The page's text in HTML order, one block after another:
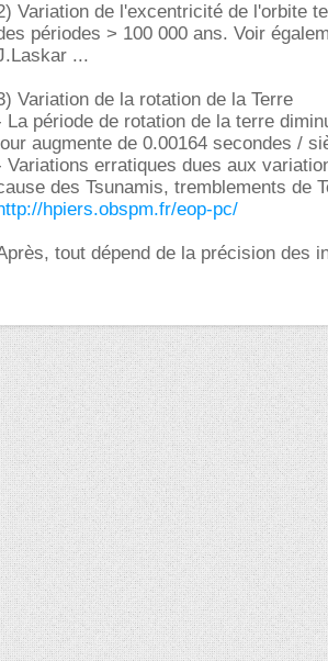
Variation de l'excentricité de l'orbite
périodes > 100 000 ans. Voir
...
Variation de la rotation de la Terre
La période de rotation de la terre
augmente de 0.00164 secondes /
Variations erratiques dues aux
des Tsunamis, tremblements de
hpiers.obspm.fr/eop-pc/
tout dépend de la précision des